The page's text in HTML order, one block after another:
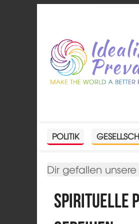
POLITIK
Dir gefallen
Spirituelle